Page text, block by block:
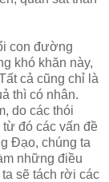
con đường
khó khăn này,
cả cũng chỉ là
thì có nhân.
do các thói
đó các vấn đề
Đạo, chúng ta
những điều
sẽ tách rời các